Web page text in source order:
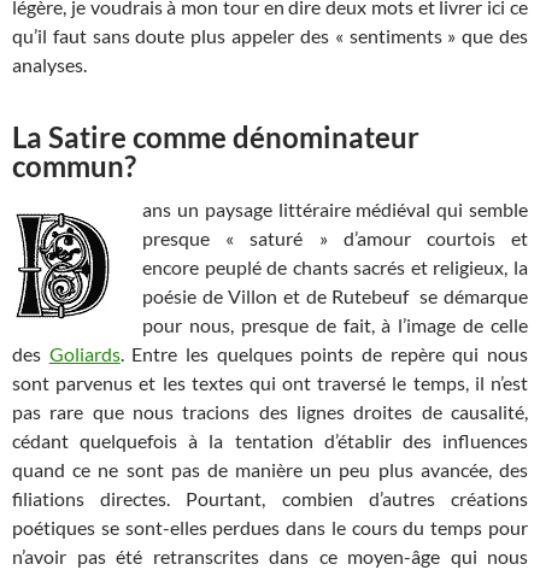
légère, je voudrais à mon tour en dire deux mots et livrer ici ce
qu’il faut sans doute plus appeler des « sentiments » que des
analyses.
La Satire comme dénominateur
commun?
ans un paysage littéraire médiéval qui semble
presque « saturé » d’amour courtois et
encore peuplé de chants sacrés et religieux, la
poésie de Villon et de Rutebeuf se démarque
pour nous, presque de fait, à l’image de celle
des Goliards. Entre les quelques points de repère qui nous
sont parvenus et les textes qui ont traversé le temps, il n’est
pas rare que nous tracions des lignes droites de causalité,
cédant quelquefois à la tentation d’établir des influences
quand ce ne sont pas de manière un peu plus avancée, des
filiations directes. Pourtant, combien d’autres créations
poétiques se sont-elles perdues dans le cours du temps pour
n’avoir pas été retranscrites dans ce moyen-âge qui nous